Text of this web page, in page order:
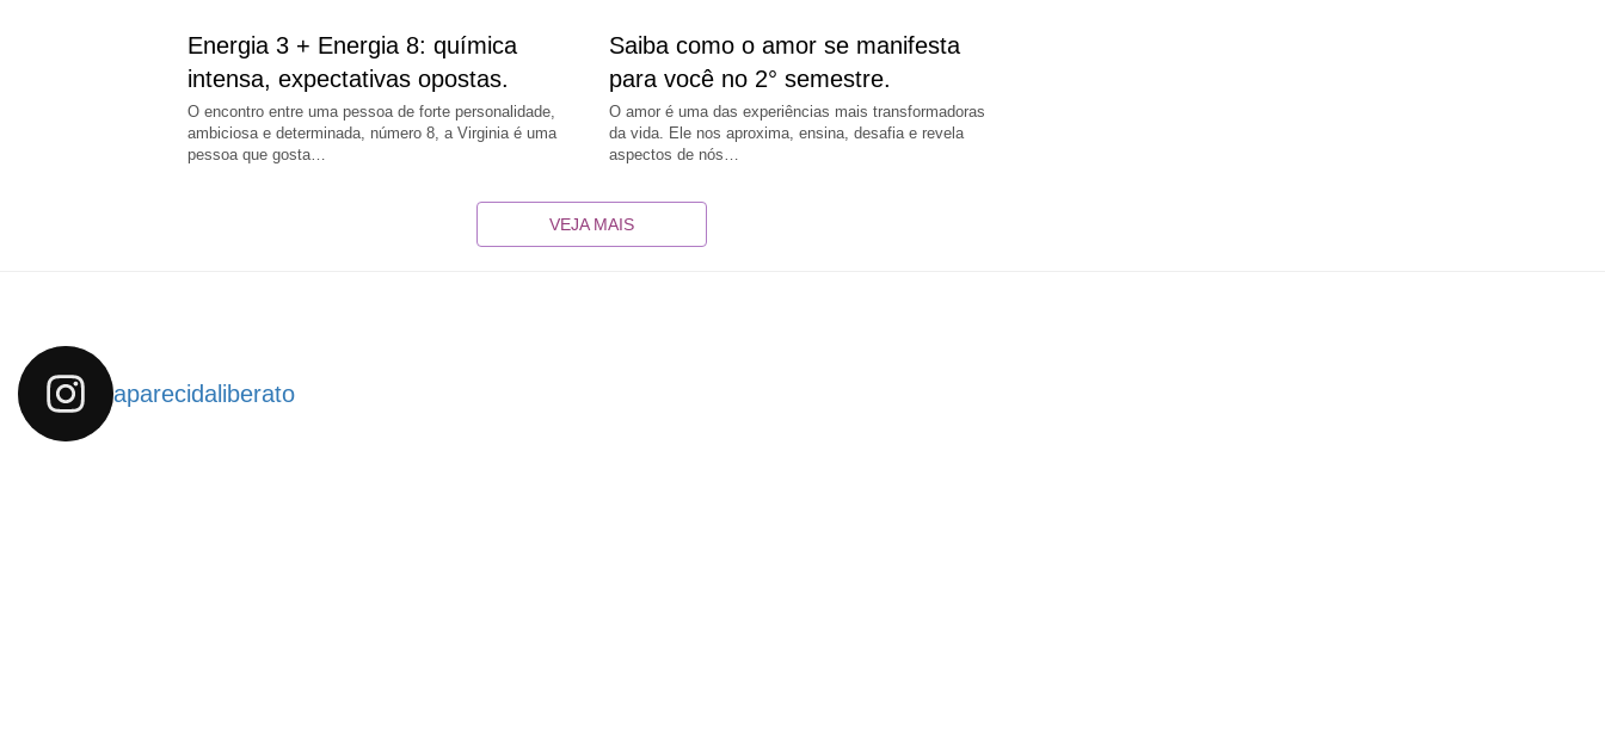
Energia 3 + Energia 8: química
intensa, expectativas opostas.
O encontro entre uma pessoa de forte personalidade,
ambiciosa e determinada, número 8, a Virginia é uma
pessoa que gosta…
Saiba como o amor se manifesta
para você no 2° semestre.
O amor é uma das experiências mais transformadoras
da vida. Ele nos aproxima, ensina, desafia e revela
aspectos de nós…
VEJA MAIS
aparecidaliberato